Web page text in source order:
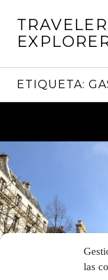
las
contenido
ETIQUETA: